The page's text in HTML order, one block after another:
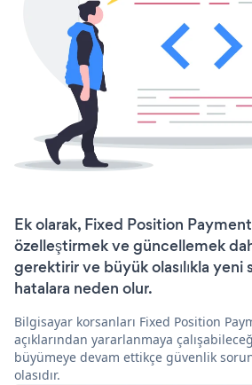
Ek olarak, Fixed Position
özelleştirmek ve güncellemek
gerektirir ve büyük olasılıkla yeni
hatalara neden olur.
Bilgisayar korsanları Fixed Position
açıklarından yararlanmaya
büyümeye devam ettikçe güvenlik
olasıdır.